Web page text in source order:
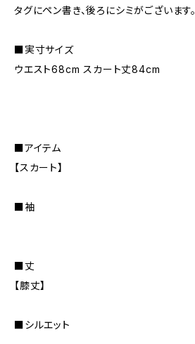
タグにペン書き、後ろにシミがございます。
■実寸サイズ
ウエスト68cm スカート丈84cm
■アイテム
【スカート】
■袖
■丈
【膝丈】
■シルエット